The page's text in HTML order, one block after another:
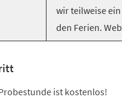
wir teilweise
den Ferien.
ist kostenlos!